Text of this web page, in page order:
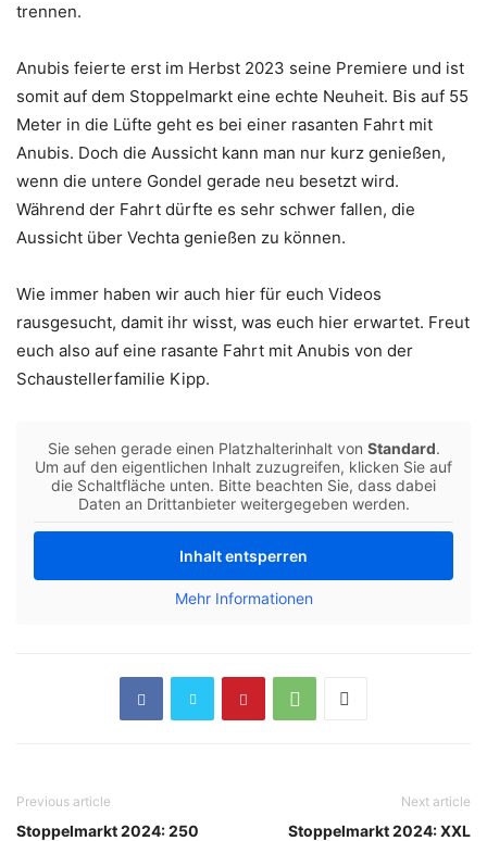
trennen.
Anubis feierte erst im Herbst 2023 seine Premiere und ist
somit auf dem Stoppelmarkt eine echte Neuheit. Bis auf 55
Meter in die Lüfte geht es bei einer rasanten Fahrt mit
Anubis. Doch die Aussicht kann man nur kurz genießen,
wenn die untere Gondel gerade neu besetzt wird.
Während der Fahrt dürfte es sehr schwer fallen, die
Aussicht über Vechta genießen zu können.
Wie immer haben wir auch hier für euch Videos
rausgesucht, damit ihr wisst, was euch hier erwartet. Freut
euch also auf eine rasante Fahrt mit Anubis von der
Schaustellerfamilie Kipp.
Sie sehen gerade einen Platzhalterinhalt von Standard.
Um auf den eigentlichen Inhalt zuzugreifen, klicken Sie auf
die Schaltfläche unten. Bitte beachten Sie, dass dabei
Daten an Drittanbieter weitergegeben werden.
Inhalt entsperren
Mehr Informationen
Previous article
Stoppelmarkt 2024: 250
Next article
Stoppelmarkt 2024: XXL